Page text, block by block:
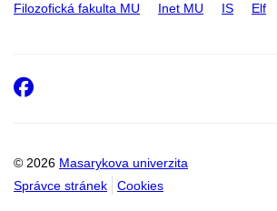
Filozofická fakulta MU Inet MU IS Elf
© 2026 Masarykova univerzita
Správce stránek
Cookies
Facebook